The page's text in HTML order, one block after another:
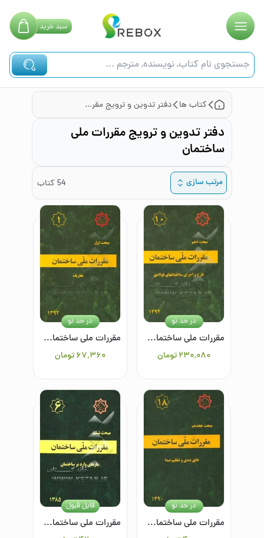
سبدخرید
کتاب ها دفتر تدوین و ترویج مقررات ملی ساختمان
دفتر تدوین و ترویج مقررات ملی
ساختمان
مرتب سازی 54 کتاب
مقررات ملی ساختمان ایران: مبحث دهم: طرح و اجرای ساختمان‌های فولادی
۲۳۰٬۰۸۰تومان
در حد نو
مقررات ملی ساختمان ایران: مبحث اول: تعاریف
۶۷٬۳۶۰تومان
در حد نو
مقررات ملی ساختمان ایران: مبحث هجدهم: عایق‌بندی و تنظیم صدا
در حد نو
مقررات ملی ساختمان ایران: مبحث ششم: بارهای وارد بر ساختمان
قابل قبول